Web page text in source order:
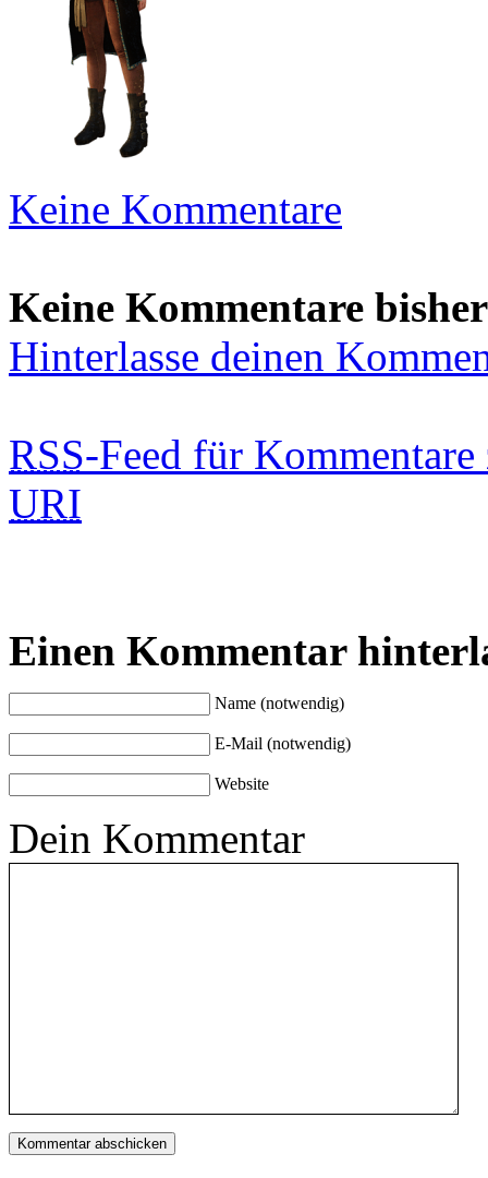
Keine Kommentare
Keine Kommentare bisher
Hinterlasse deinen
RSS-Feed für
URI
Einen Kommentar
Name (notwendig)
E-Mail (notwendig)
Website
Dein Kommentar